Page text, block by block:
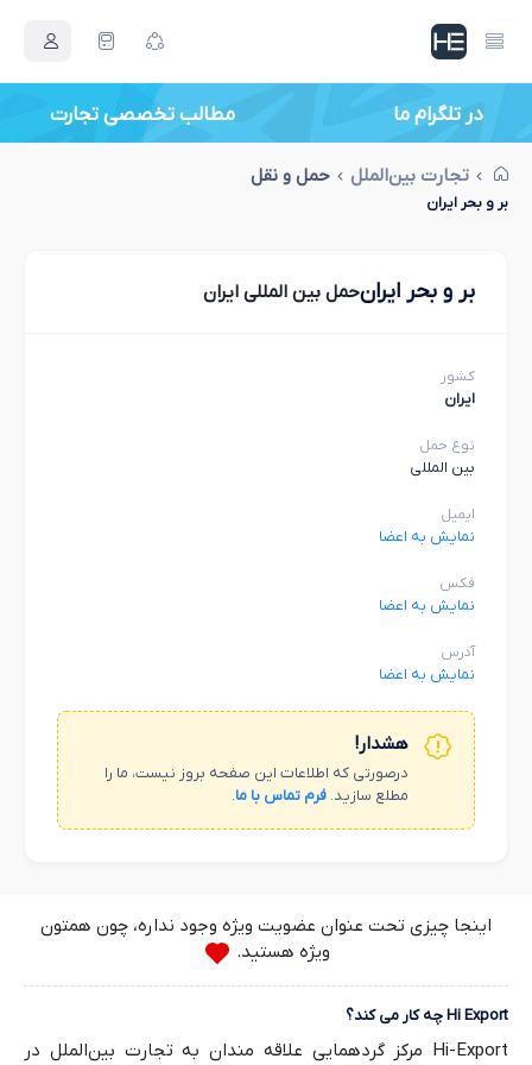
در تلگرام ما مطالب تخصصی تجارت
تجارت بین‌الملل حمل و نقل
بر و بحر ایران
بر و بحر ایرانحمل بین المللی ایران
کشور
ایران
نوع حمل
بین المللی
ایمیل
نمایش به اعضا
فکس
نمایش به اعضا
آدرس
نمایش به اعضا
هشدار!
درصورتی که اطلاعات این صفحه بروز نیست، ما را
مطلع سازید. فرم تماس با ما.
اینجا چیزی تحت عنوان عضویت ویژه وجود نداره، چون همتون
ویژه هستید.
Hi Export چه کار می کند؟
Hi-Export مرکز گردهمایی علاقه مندان به تجارت بین‌الملل در